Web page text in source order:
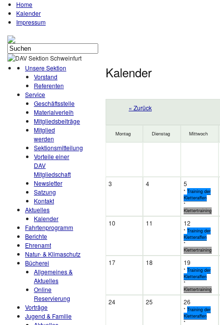
Home
Kalender
Impressum
Unsere Sektion
Vorstand
Referenten
Service
Geschäftsstelle
Materialverleih
Mitgliedsbeiträge
Mitglied
werden
Sektionsmitteilung
Vorteile einer
DAV
Mitgliedschaft
Newsletter
Satzung
Kontakt
Aktuelles
Kalender
Fahrtenprogramm
Berichte
Ehrenamt
Natur- & Klimaschutz
Bücherei
Allgemeines &
Aktuelles
Online
Reservierung
Vorträge
Jugend & Familie
Kalender
« Zurück
Montag Dienstag Mittwoch
3 4 5
* Training der
Kletteraffen
*
Klettertraining
10 11 12
* Training der
Kletteraffen
*
Klettertraining
17 18 19
* Training der
Kletteraffen
*
Klettertraining
24 25 26
* Training der
Kletteraffen
*